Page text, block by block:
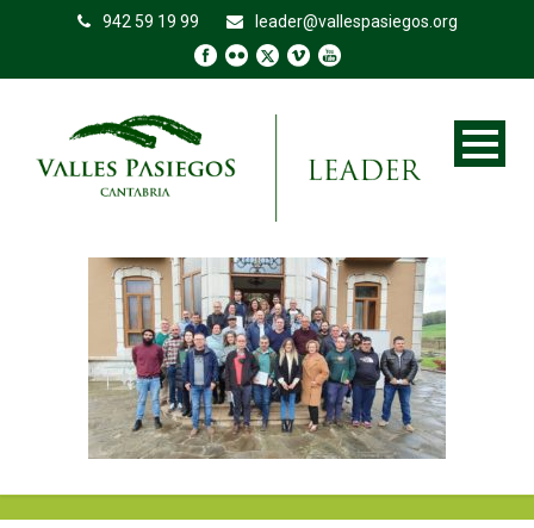
942 59 19 99 leader@vallespasiegos.org